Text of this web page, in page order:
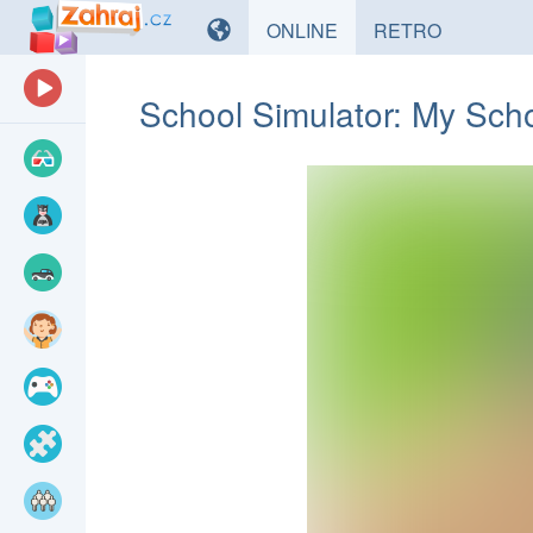
ONLINE HRYRETROHRY
School Simulator: My